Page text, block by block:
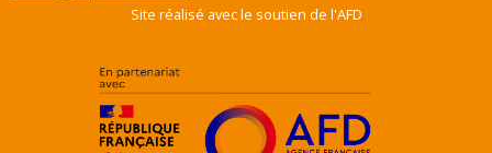
Site réalisé avec le soutien de l'AFD